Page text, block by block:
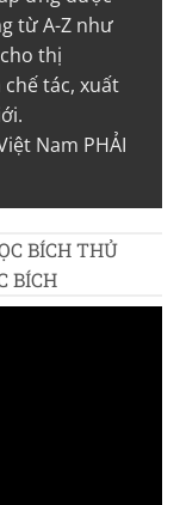
từ A-Z như
thị
tác, xuất
Nam PHẢI
BÍCH THỦ
BÍCH